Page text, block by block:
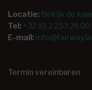
Locatie: Bekijk de
Tel: +32 (0) 2 253 26 00
E-mail:
Termin vereinbaren